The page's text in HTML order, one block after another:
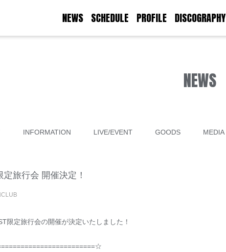
NEWS SCHEDULE PROFILE DISCOGRAPHY
NEWS
INFORMATION LIVE/EVENT GOODS MEDIA
定旅行会 開催決定！
限定旅行会の開催が決定いたしました！